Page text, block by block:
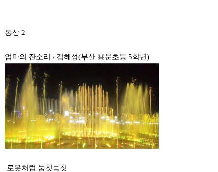
동상 2
엄마의 잔소리 / 김혜성(부산 용문초등 5학년)
로봇처럼 둠칫둠칫